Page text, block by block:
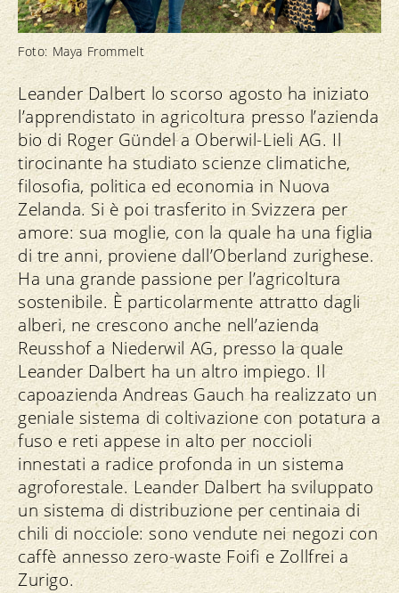
Foto: Maya Frommelt
Leander Dalbert lo scorso agosto ha iniziato
l’apprendistato in agricoltura presso l’azienda
bio di Roger Gündel a Oberwil-Lieli AG. Il
tirocinante ha studiato scienze climatiche,
filosofia, politica ed economia in Nuova
Zelanda. Si è poi trasferito in Svizzera per
amore: sua moglie, con la quale ha una figlia
di tre anni, proviene dall’Oberland zurighese.
Ha una grande passione per l’agricoltura
sostenibile. È particolarmente attratto dagli
alberi, ne crescono anche nell’azienda
Reusshof a Niederwil AG, presso la quale
Leander Dalbert ha un altro impiego. Il
capoazienda Andreas Gauch ha realizzato un
geniale sistema di coltivazione con potatura a
fuso e reti appese in alto per noccioli
innestati a radice profonda in un sistema
agroforestale. Leander Dalbert ha sviluppato
un sistema di distribuzione per centinaia di
chili di nocciole: sono vendute nei negozi con
caffè annesso zero-waste Foifi e Zollfrei a
Zurigo.